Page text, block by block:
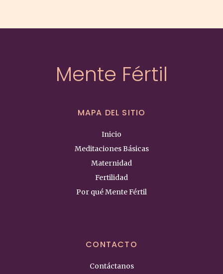
ser
Mente Fértil
MAPA DEL SITIO
Inicio
Meditaciones Básicas
Maternidad
Fertilidad
Por qué Mente Fértil
CONTACTO
Contáctanos